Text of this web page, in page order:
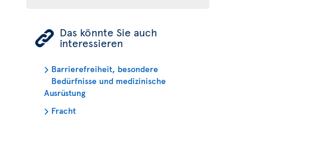
ÿ Das könnte Sie auch
interessieren
Barrierefreiheit, besondere
Bedürfnisse und medizinische
Ausrüstung
Fracht